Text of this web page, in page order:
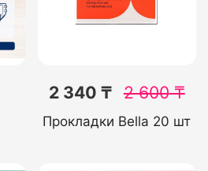
2 340 ₸ 2 600₸
Прокладки Bella 20 шт